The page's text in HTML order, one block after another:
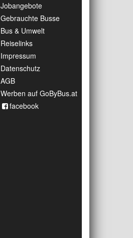
Jobangebote
Gebrauchte Busse
Bus & Umwelt
Reiselinks
Impressum
Datenschutz
AGB
Werben auf GoByBus.at
facebook